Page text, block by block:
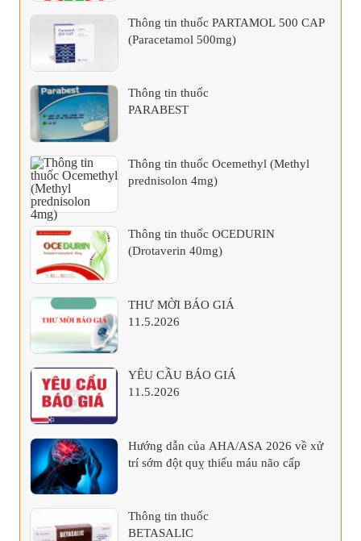
Thông tin thuốc PARTAMOL 500 CAP
(Paracetamol 500mg)
Thông tin thuốc
PARABEST
Thông tin thuốc Ocemethyl (Methyl
prednisolon 4mg)
Thông tin thuốc OCEDURIN
(Drotaverin 40mg)
THƯ MỜI BÁO GIÁ
11.5.2026
YÊU CẦU BÁO GIÁ
11.5.2026
Hướng dẫn của AHA/ASA 2026 về xử
trí sớm đột quỵ thiếu máu não cấp
Thông tin thuốc
BETASALIC